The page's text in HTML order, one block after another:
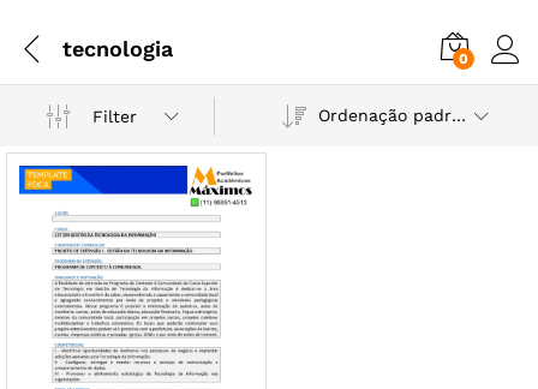
tecnologia 0
Filter Ordenação padrão